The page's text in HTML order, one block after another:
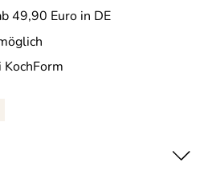
49,90 Euro in DE